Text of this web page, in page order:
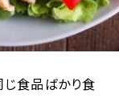
じ食品ばかり食